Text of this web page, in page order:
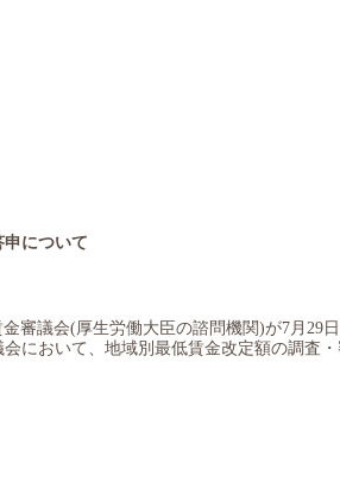
について
審議会(厚生労働大臣の諮問機関)が7月29
において、地域別最低賃金改定額の調査